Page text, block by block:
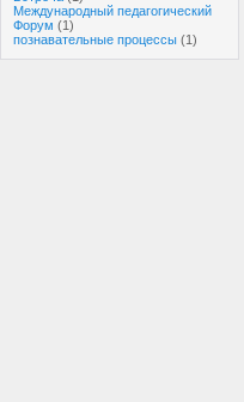
Международный педагогический
Форум (1)
познавательные процессы (1)